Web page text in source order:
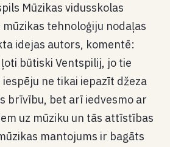
Mūzikas vidusskolas
mūzikas tehnoloģiju nodaļas
idejas autors, komentē:
būtiski Ventspilij, jo tie
ne tikai iepazīt džeza
brīvību, bet arī iedvesmo ar
uz mūziku un tās attīstības
mantojums ir bagāts